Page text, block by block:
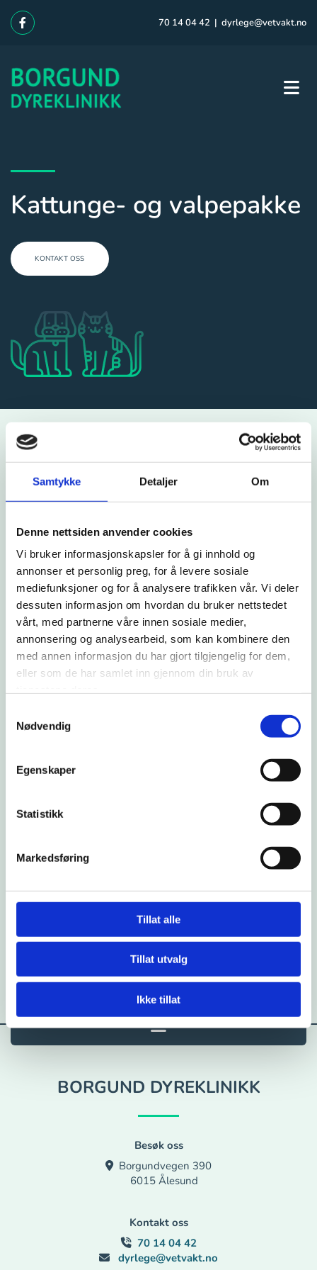
Samtykke Detaljer Om
Denne nettsiden anvender cookies
Vi bruker informasjonskapsler for å gi innhold og
annonser et personlig preg, for å levere sosiale
mediefunksjoner og for å analysere trafikken vår. Vi deler
dessuten informasjon om hvordan du bruker nettstedet
vårt, med partnerne våre innen sosiale medier,
annonsering og analysearbeid, som kan kombinere den
med annen informasjon du har gjort tilgjengelig for dem,
eller som de har samlet inn gjennom din bruk av
Nødvendig
Egenskaper
Statistikk
Markedsføring
Tillat alle
Tillat utvalg
Ikke tillat
70 14 04 42 | dyrlege@vetvakt.no
Kattunge- og valpepakke
KONTAKT OSS
Valpepakke
Vi tilbyr en startpakke for valper som omfatter 2
helsekontroller med eller uten vaksinasjon, ID-merking, samt
nødvendige resepter første halvåret. Valpepakken gir 20 %
rabatt på honoraret, samt 1kg Specific valpefor.
Vi tilbyr en startpakke for kattunger som omfatter 2
første halvåret.
prøvepakke på 400g Specific kattungefor.
TA KONTAKT FOR TIMEAVTALE
BORGUND DYREKLINIKK
Besøk oss
Borgundvegen 390
6015 Ålesund
Kontakt oss
 70 14 04 42
 dyrlege@vetvakt.no